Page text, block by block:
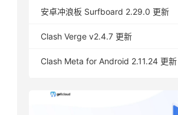
安卓冲浪板 Surfboard 2.29.0 更新
Clash Verge v2.4.7 更新
Clash Meta for Android 2.11.24 更新